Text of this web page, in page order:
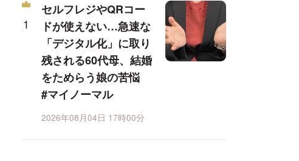
セルフレジやQRコー
ドが使えない…急速な
「デジタル化」に取り
残される60代母、結婚
をためらう娘の苦悩
#マイノーマル
2026年08月04日 17時00分